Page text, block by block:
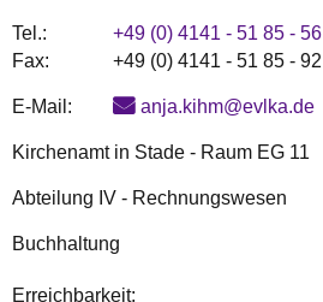
Tel.:
+49 (0) 4141 - 51 85 - 56
Fax:
+49 (0) 4141 - 51 85 - 92
E-Mail: anja.kihm@evlka.de
Kirchenamt in Stade - Raum EG 11
Abteilung IV - Rechnungswesen
Buchhaltung
Erreichbarkeit: